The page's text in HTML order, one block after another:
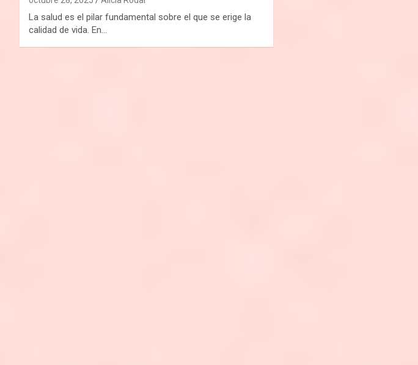
La salud es el pilar fundamental sobre el que se erige la
calidad de vida. En…